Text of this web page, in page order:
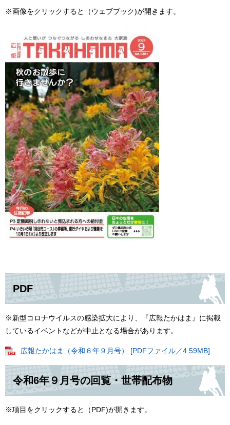
※画像をクリックすると（ウェブブック)が開きます。
PDF
※新型コロナウイルスの感染拡大により、『広報たかはま』に掲載
しているイベントなどが中止となる場合があります。
広報たかはま（令和６年９月号） [PDFファイル／4.59MB]
令和6年９月号の回覧・世帯配布物
※項目をクリックすると（PDF)が開きます。